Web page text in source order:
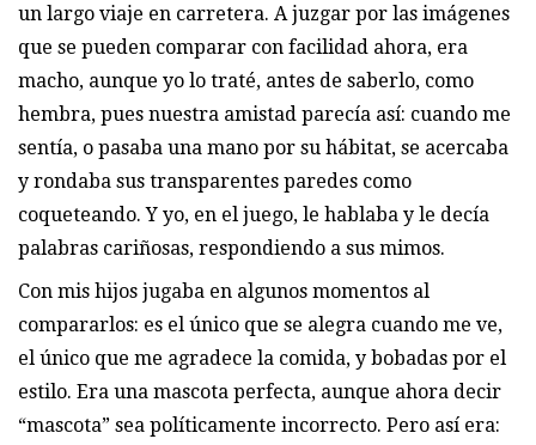
un largo viaje en carretera. A juzgar por las imágenes
que se pueden comparar con facilidad ahora, era
macho, aunque yo lo traté, antes de saberlo, como
hembra, pues nuestra amistad parecía así: cuando me
sentía, o pasaba una mano por su hábitat, se acercaba
y rondaba sus transparentes paredes como
coqueteando. Y yo, en el juego, le hablaba y le decía
palabras cariñosas, respondiendo a sus mimos.
Con mis hijos jugaba en algunos momentos al
compararlos: es el único que se alegra cuando me ve,
el único que me agradece la comida, y bobadas por el
estilo. Era una mascota perfecta, aunque ahora decir
“mascota” sea políticamente incorrecto. Pero así era: